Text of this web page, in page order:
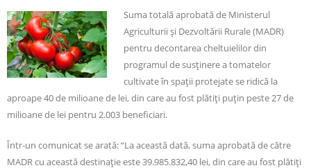
Suma totală aprobată de Ministerul
Agriculturii şi Dezvoltării Rurale (MADR)
pentru decontarea cheltuielilor din
programul de susţinere a tomatelor
cultivate în spaţii protejate se ridică la
aproape 40 de milioane de lei, din care au fost plătiţi puţin peste 27 de
milioane de lei pentru 2.003 beneficiari.
Într-un comunicat se arată: “La această dată, suma aprobată de către
MADR cu această destinaţie este 39.985.832,40 lei, din care au fost plătiţi